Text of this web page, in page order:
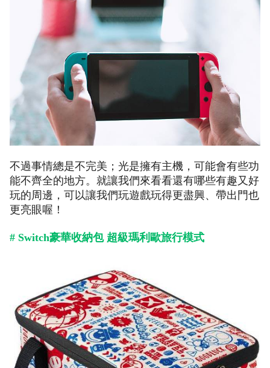
不過事情總是不完美；光是擁有主機，可能會有些功
能不齊全的地方。就讓我們來看看還有哪些有趣又好
玩的周邊，可以讓我們玩遊戲玩得更盡興、帶出門也
更亮眼喔！
# Switch豪華收納包 超級瑪利歐旅行模式